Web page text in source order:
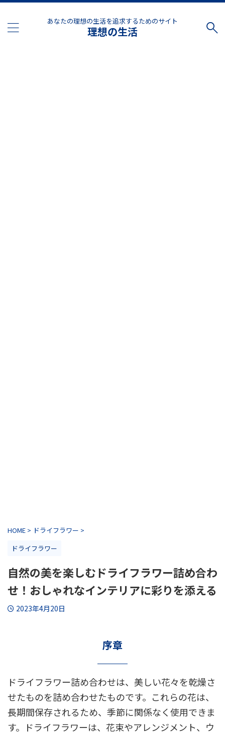
あなたの理想の生活を追求するためのサイト
理想の生活
HOME > ドライフラワー >
ドライフラワー
自然の美を楽しむドライフラワー詰め合わ
せ！おしゃれなインテリアに彩りを添える
2023年4月20日
序章
ドライフラワー詰め合わせは、美しい花々を乾燥さ
せたものを詰め合わせたものです。これらの花は、
長期間保存されるため、季節に関係なく使用できま
す。ドライフラワーは、花束やアレンジメント、ウ